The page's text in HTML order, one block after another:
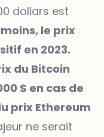
dollars est
le prix
en 2023.
du Bitcoin
$ en cas de
prix Ethereum
ne serait